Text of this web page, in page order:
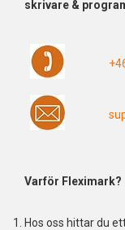
skrivare &
Varför Fleximark?
Hos oss hittar du